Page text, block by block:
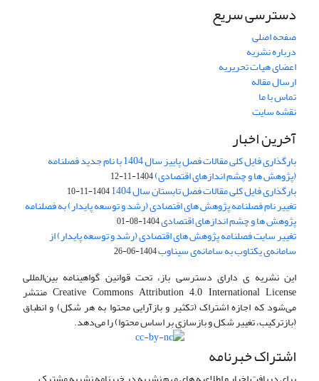
دسترسی سریع
صفحه اصلی
درباره نشریه
اعضای هیات تحریریه
ارسال مقاله
تماس با ما
نقشه سایت
آخرین اخبار
بارگذاری فایل کلی مقالات فصل پاییز سال 1404 با نام جدید فصلنامه
(پژوهش ها و چشم اندازهای اقتصادی)1404-11-12
بارگذاری فایل کلی مقالات فصل تابستان سال 1404 1404-11-10
تغییر نام فصلنامه پژوهش های اقتصادی (رشد و توسعه پایدار) به فصلنامه
پژوهش ها و چشم اندازهای اقتصادی1404-08-01
تغییر سایت فصلنامه پژوهش های اقتصادی (رشد و توسعه پایدار) از
سامانه‌ی یکتاوب به سامانه‌ی سیناوب1404-06-26
این نشریه ی دارای دسترسی باز، تحت قوانین گواهینامه بین‌المللی
Creative Commons Attribution 4.0 International License منتشر
می‌شود که اجازه اشتراک (تکثیر و بازآرایی محتوا به هر شکل) و انطباق
(بازترکیب، تغییر شکل و بازسازی بر اساس محتوا) را می‌دهد.
اشتراک خبرنامه